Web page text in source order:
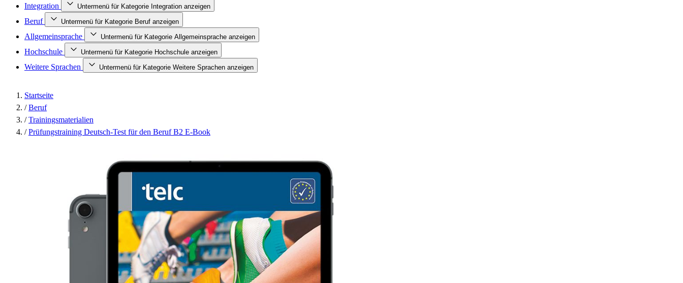
Integration Untermenü für Kategorie Integration anzeigen
Beruf Untermenü für Kategorie Beruf anzeigen
Allgemeinsprache Untermenü für Kategorie Allgemeinsprache anzeigen
Hochschule Untermenü für Kategorie Hochschule anzeigen
Weitere Sprachen Untermenü für Kategorie Weitere Sprachen anzeigen
Startseite
/ Beruf
/ Trainingsmaterialien
/ Prüfungstraining Deutsch-Test für den Beruf B2 E-Book